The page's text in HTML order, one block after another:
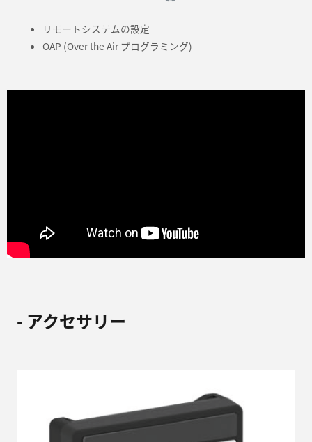
リモートシステムの設定
OAP (Over the Air プログラミング)
- アクセサリー